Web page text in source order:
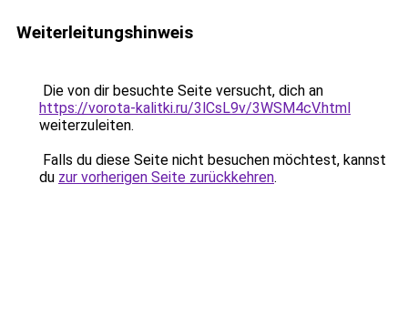
Weiterleitungshinweis
Die von dir besuchte Seite versucht, dich an
https://vorota-kalitki.ru/3lCsL9v/3WSM4cV.html
weiterzuleiten.
Falls du diese Seite nicht besuchen möchtest, kannst
du zur vorherigen Seite zurückkehren.